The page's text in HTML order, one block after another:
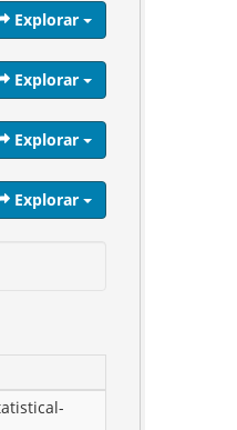
Explorar
Explorar
Explorar
Explorar